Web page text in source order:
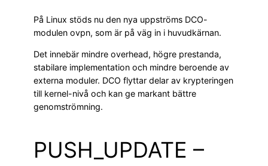
På Linux stöds nu den nya uppströms DCO-
modulen ovpn, som är på väg in i huvudkärnan.
Det innebär mindre overhead, högre prestanda,
stabilare implementation och mindre beroende av
externa moduler. DCO flyttar delar av krypteringen
till kernel-nivå och kan ge markant bättre
genomströmning.
PUSH_UPDATE –